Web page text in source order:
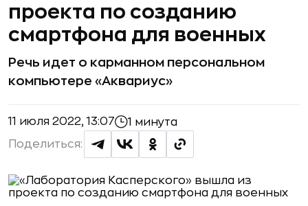
проекта по созданию
смартфона для военных
Речь идет о карманном персональном
компьютере «Аквариус»
11 июля 2022, 13:07 1 минута
Поделиться: